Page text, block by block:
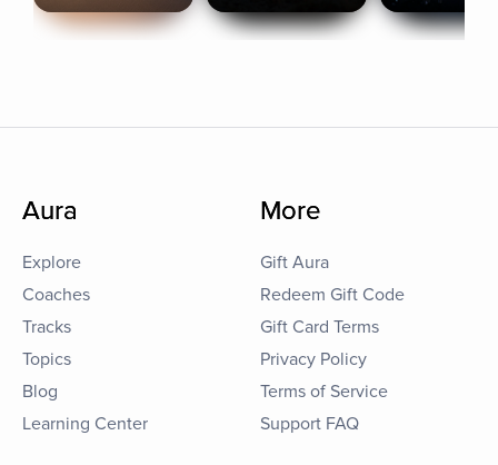
Aura
Explore
Coaches
Tracks
Topics
Blog
Learning Center
More
Gift Aura
Redeem Gift Code
Gift Card Terms
Privacy Policy
Terms of Service
Support FAQ